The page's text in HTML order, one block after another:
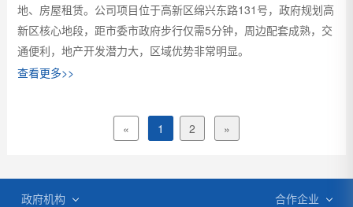
地、房屋租赁。公司项目位于高新区绵兴东路131号，政府规划高
新区核心地段，距市委市政府步行仅需5分钟，周边配套成熟，交
通便利，地产开发潜力大，区域优势非常明显。
查看更多>>
« 1 2 »
政府机构 合作企业